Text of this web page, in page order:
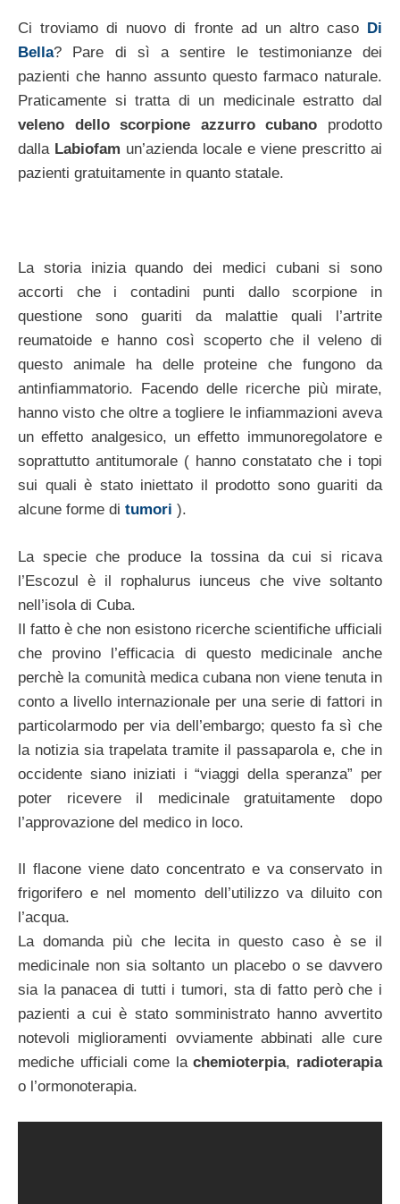
Ci troviamo di nuovo di fronte ad un altro caso Di
Bella? Pare di sì a sentire le testimonianze dei
pazienti che hanno assunto questo farmaco naturale.
Praticamente si tratta di un medicinale estratto dal
veleno dello scorpione azzurro cubano prodotto
dalla Labiofam un’azienda locale e viene prescritto ai
pazienti gratuitamente in quanto statale.
La storia inizia quando dei medici cubani si sono
accorti che i contadini punti dallo scorpione in
questione sono guariti da malattie quali l’artrite
reumatoide e hanno così scoperto che il veleno di
questo animale ha delle proteine che fungono da
antinfiammatorio. Facendo delle ricerche più mirate,
hanno visto che oltre a togliere le infiammazioni aveva
un effetto analgesico, un effetto immunoregolatore e
soprattutto antitumorale ( hanno constatato che i topi
sui quali è stato iniettato il prodotto sono guariti da
alcune forme di tumori ).
La specie che produce la tossina da cui si ricava
l’Escozul è il rophalurus iunceus che vive soltanto
nell’isola di Cuba.
Il fatto è che non esistono ricerche scientifiche ufficiali
che provino l’efficacia di questo medicinale anche
perchè la comunità medica cubana non viene tenuta in
conto a livello internazionale per una serie di fattori in
particolarmodo per via dell’embargo; questo fa sì che
la notizia sia trapelata tramite il passaparola e, che in
occidente siano iniziati i “viaggi della speranza” per
poter ricevere il medicinale gratuitamente dopo
l’approvazione del medico in loco.
Il flacone viene dato concentrato e va conservato in
frigorifero e nel momento dell’utilizzo va diluito con
l’acqua.
La domanda più che lecita in questo caso è se il
medicinale non sia soltanto un placebo o se davvero
sia la panacea di tutti i tumori, sta di fatto però che i
pazienti a cui è stato somministrato hanno avvertito
notevoli miglioramenti ovviamente abbinati alle cure
mediche ufficiali come lachemioterpia, radioterapia
o l’ormonoterapia.